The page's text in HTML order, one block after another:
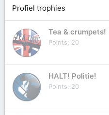
Profiel trophies
Tea & crumpets!
Points 20
HALT! Politie!
Points 20